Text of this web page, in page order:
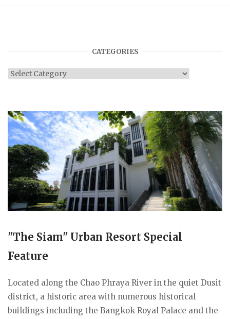
CATEGORIES
Categories
"The Siam" Urban Resort Special
Feature
Located along the Chao Phraya River in the quiet Dusit
district, a historic area with numerous historical
buildings including the Bangkok Royal Palace and the